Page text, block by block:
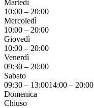
Martedì
10:00 – 20:00
Mercoledì
10:00 – 20:00
Giovedì
10:00 – 20:00
Venerdì
09:30 – 20:00
Sabato
09:30 – 13:0014:00 – 20:00
Domenica
Chiuso